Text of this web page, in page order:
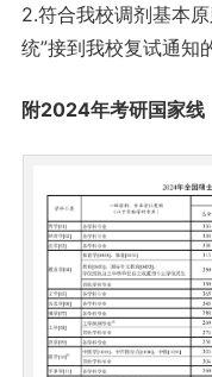
2.符合我校调剂基本
统”接到我校复试通知
附2024年考研国家线